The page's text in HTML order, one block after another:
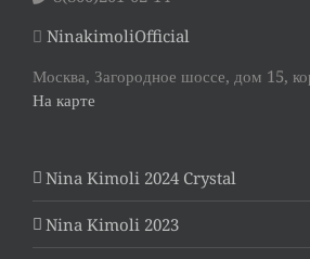
NinakimoliOfficial
Москва, Загородное шоссе, дом 15,
На карте
Nina Kimoli 2024 Crystal
Nina Kimoli 2023